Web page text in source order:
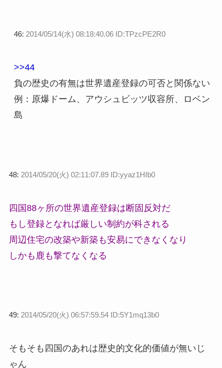
46: 2014/05/14(水) 08:18:40.06 ID:TPzcPE2R0
>>44
負の歴史の有無は世界遺産登録の可否と関係ない
例：原爆ドーム、アウシュビッツ収容所、ロベン
島
48: 2014/05/20(火) 02:11:07.89 ID:yyaz1HIb0
四国88ヶ所の世界遺産登録は断固反対だ
もし登録となれば厳しい制約が科される
周辺住宅の改築や新築も安易にできなくなり
しかも鹿も撃てなくなる
49: 2014/05/20(火) 06:57:59.54 ID:5Y1mq13b0
そもそも四国のあれは歴史的文化的価値が無いじ
ゃん